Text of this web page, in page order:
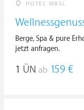
HOTEL MASL
Berge, Spa & pure
jetzt anfragen.
1 ÜN ab 159 €